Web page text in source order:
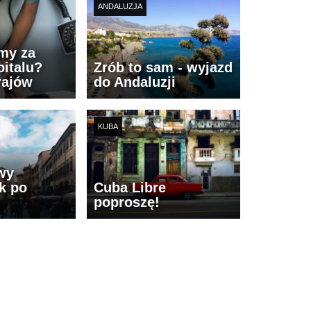
za
ANDALUZJA
Zrób to sam - wyjazd
do Andaluzji
po
KUBA
Cuba Libre
poproszę!